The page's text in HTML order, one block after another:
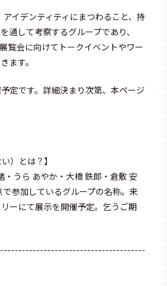
イデンティティにまつわること、持
通して考察するグループであり、
覧会に向けてトークイベントやワー
ます。
定です。詳細決まり次第、本ページ
）とは？】
・うら あやか・大橋 鉄郎・倉敷 安
参加しているグループの名称。来
ーにて展示を開催予定。乞うご期